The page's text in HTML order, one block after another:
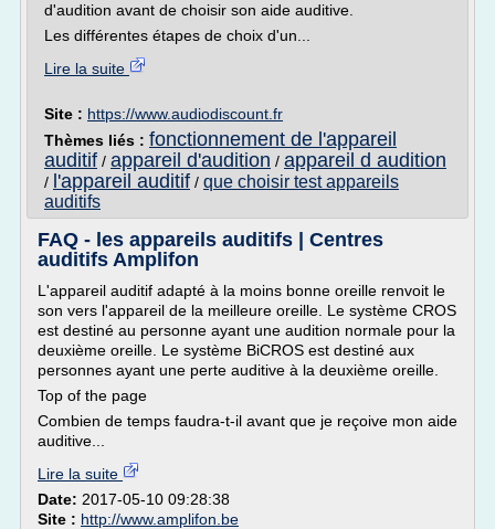
d'audition avant de choisir son aide auditive.
Les différentes étapes de choix d'un...
Lire la suite
Site : https://www.audiodiscount.fr
Thèmes liés : fonctionnement de l'appareil
auditif / appareil d'audition / appareil d audition
/ l'appareil auditif / que choisir test appareils
auditifs
FAQ - les appareils auditifs | Centres
auditifs Amplifon
L'appareil auditif adapté à la moins bonne oreille renvoit le
son vers l'appareil de la meilleure oreille. Le système CROS
est destiné au personne ayant une audition normale pour la
deuxième oreille. Le système BiCROS est destiné aux
personnes ayant une perte auditive à la deuxième oreille.
Top of the page
Combien de temps faudra-t-il avant que je reçoive mon aide
auditive...
Lire la suite
Date: 2017-05-10 09:28:38
Site : http://www.amplifon.be